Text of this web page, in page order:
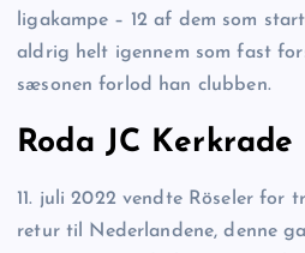
ligakampe – 12 af dem som
aldrig helt igennem som fast
sæsonen forlod han clubben.
Roda JC Kerkrade
11. juli 2022 vendte Röseler for
retur til Nederlandene, denne